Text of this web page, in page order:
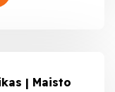
| Maisto